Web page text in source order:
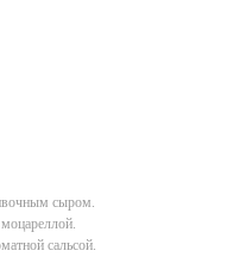
сыром.
сальсой.